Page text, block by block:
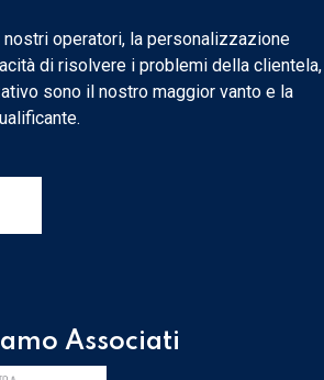
operatori, la personalizzazione
di risolvere i problemi della clientela,
sono il nostro maggior vanto e la
Associati